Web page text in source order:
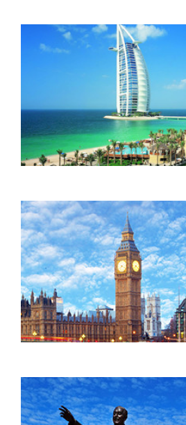
Ahorra entre un 30% y
próximo
Ahorra entre un 30% y
próximo